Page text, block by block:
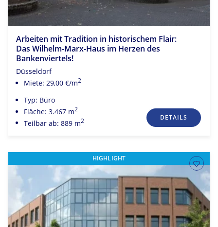
Arbeiten mit Tradition in historischem Flair:
Das Wilhelm-Marx-Haus im Herzen des
Bankenviertels!
Düsseldorf
Miete: 29,00 €/m2
Typ: Büro
Fläche: 3.467 m2
Teilbar ab: 889 m2 DETAILS
HIGHLIGHT